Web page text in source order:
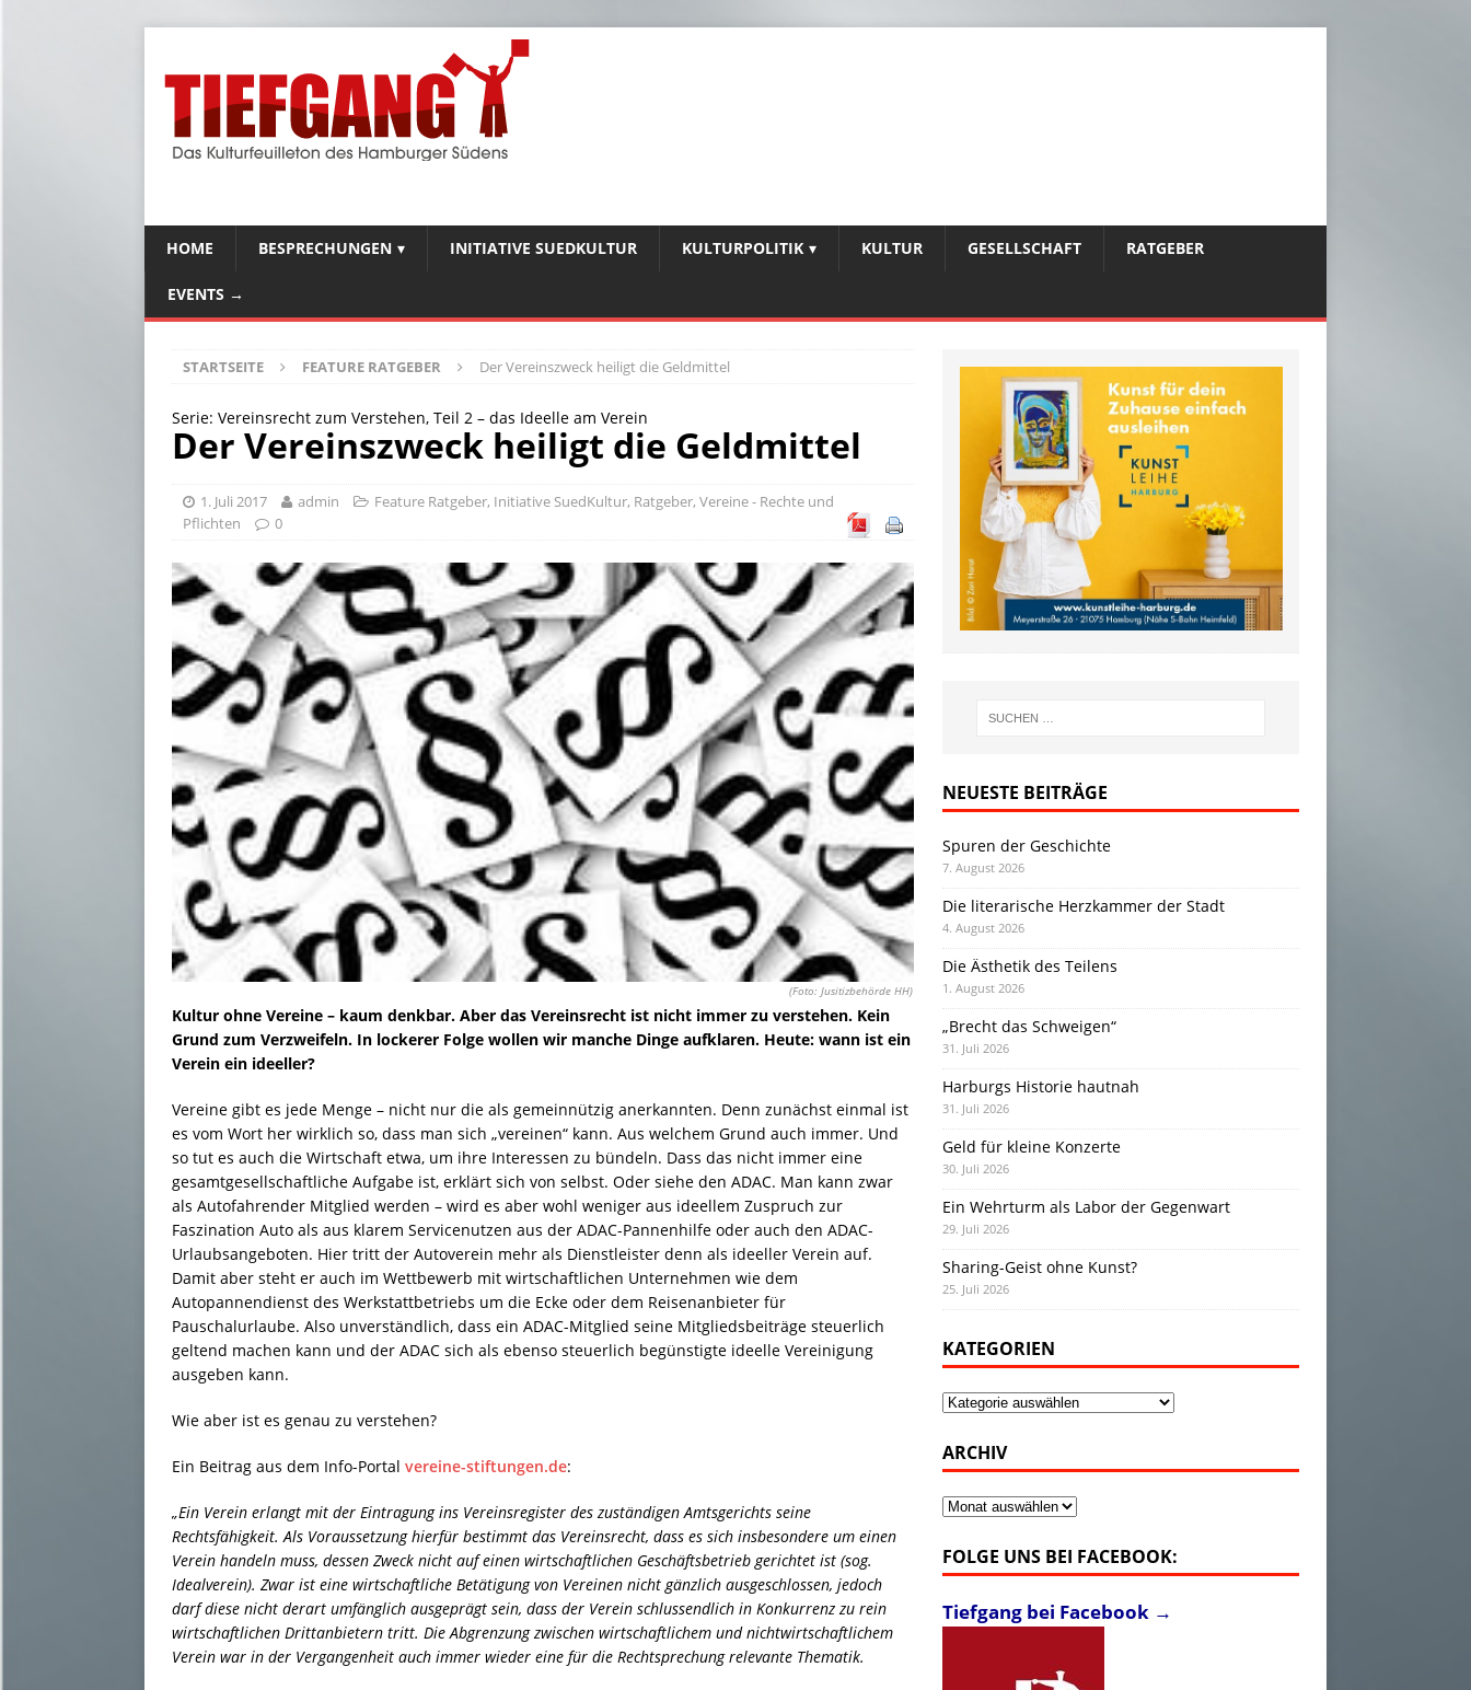
HOME BESPRECHUNGEN INITIATIVE SUEDKULTUR KULTURPOLITIK KULTUR GESELLSCHAFT RATGEBER
EVENTS →
STARTSEITE FEATURE RATGEBER Der Vereinszweck heiligt die Geldmittel
Serie: Vereinsrecht zum Verstehen, Teil 2 – das Ideelle am Verein
Der Vereinszweck heiligt die Geldmittel
1. Juli 2017 admin Feature Ratgeber, Initiative SuedKultur, Ratgeber, Vereine - Rechte und
Pflichten
0
(Foto: Jusitizbehörde HH)
Kultur ohne Vereine – kaum denkbar. Aber das Vereinsrecht ist nicht immer zu verstehen. Kein
Grund zum Verzweifeln. In lockerer Folge wollen wir manche Dinge aufklaren. Heute: wann ist ein
Verein ein ideeller?
Vereine gibt es jede Menge – nicht nur die als gemeinnützig anerkannten. Denn zunächst einmal ist
es vom Wort her wirklich so, dass man sich „vereinen“ kann. Aus welchem Grund auch immer. Und
so tut es auch die Wirtschaft etwa, um ihre Interessen zu bündeln. Dass das nicht immer eine
gesamtgesellschaftliche Aufgabe ist, erklärt sich von selbst. Oder siehe den ADAC. Man kann zwar
als Autofahrender Mitglied werden – wird es aber wohl weniger aus ideellem Zuspruch zur
Faszination Auto als aus klarem Servicenutzen aus der ADAC-Pannenhilfe oder auch den ADAC-
Urlaubsangeboten. Hier tritt der Autoverein mehr als Dienstleister denn als ideeller Verein auf.
Damit aber steht er auch im Wettbewerb mit wirtschaftlichen Unternehmen wie dem
Autopannendienst des Werkstattbetriebs um die Ecke oder dem Reisenanbieter für
Pauschalurlaube. Also unverständlich, dass ein ADAC-Mitglied seine Mitgliedsbeiträge steuerlich
geltend machen kann und der ADAC sich als ebenso steuerlich begünstigte ideelle Vereinigung
ausgeben kann.
Wie aber ist es genau zu verstehen?
Ein Beitrag aus dem Info-Portal vereine-stiftungen.de:
„Ein Verein erlangt mit der Eintragung ins Vereinsregister des zuständigen Amtsgerichts seine
Rechtsfähigkeit. Als Voraussetzung hierfür bestimmt das Vereinsrecht, dass es sich insbesondere um einen
Verein handeln muss, dessen Zweck nicht auf einen wirtschaftlichen Geschäftsbetrieb gerichtet ist (sog.
Idealverein). Zwar ist eine wirtschaftliche Betätigung von Vereinen nicht gänzlich ausgeschlossen, jedoch
darf diese nicht derart umfänglich ausgeprägt sein, dass der Verein schlussendlich in Konkurrenz zu rein
wirtschaftlichen Drittanbietern tritt. Die Abgrenzung zwischen wirtschaftlichem und nichtwirtschaftlichem
Verein war in der Vergangenheit auch immer wieder eine für die Rechtsprechung relevante Thematik.
NEUESTE BEITRÄGE
Spuren der Geschichte
7. August 2026
Die literarische Herzkammer der Stadt
4. August 2026
Die Ästhetik des Teilens
1. August 2026
„Brecht das Schweigen“
31. Juli 2026
Harburgs Historie hautnah
31. Juli 2026
Geld für kleine Konzerte
30. Juli 2026
Ein Wehrturm als Labor der Gegenwart
29. Juli 2026
Sharing-Geist ohne Kunst?
25. Juli 2026
KATEGORIEN
Kategorien
ARCHIV
Archiv
FOLGE UNS BEI FACEBOOK:
Tiefgang bei Facebook →